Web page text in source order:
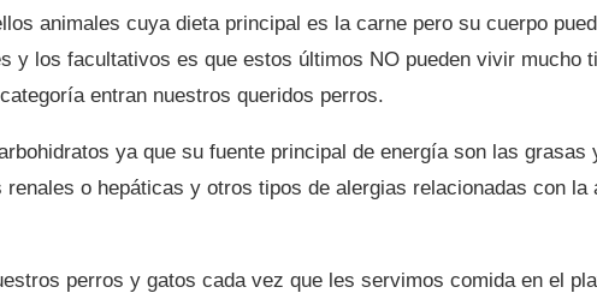
animales cuya dieta principal es la carne pero su cuerpo
los facultativos es que estos últimos NO pueden vivir mucho
entran nuestros queridos perros.
ya que su fuente principal de energía son las
o hepáticas y otros tipos de alergias relacionadas con la
perros y gatos cada vez que les servimos comida en el